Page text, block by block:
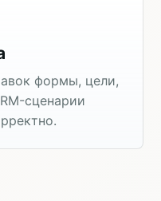
формы, цели,
сценарии